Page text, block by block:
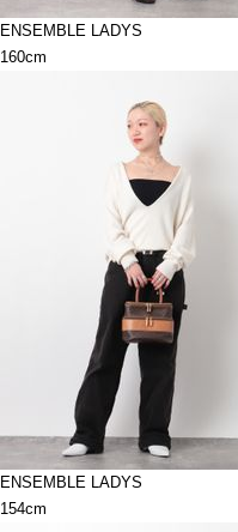
ENSEMBLE LADYS
160cm
ENSEMBLE LADYS
154cm